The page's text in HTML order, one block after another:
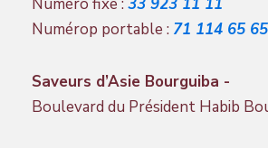
Numéro fixe :33 923 11 11
Numérop portable : 71 114 65 65
Saveurs d’Asie Bourguiba -
Boulevard du Président Habib